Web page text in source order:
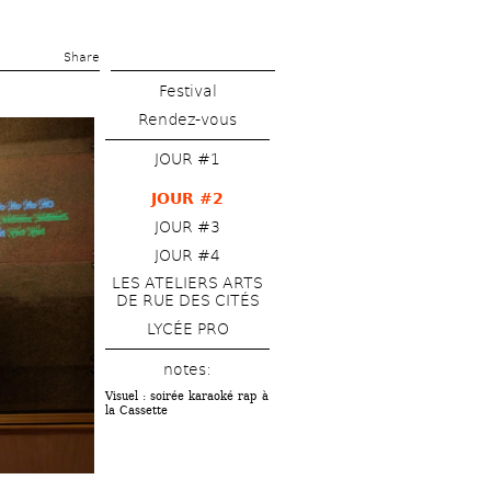
Share
Festival
Rendez-vous
JOUR #1
JOUR #2
JOUR #3
JOUR #4
LES ATELIERS ARTS
DE RUE DES CITÉS
LYCÉE PRO
notes:
Visuel : soirée karaoké rap à
la Cassette